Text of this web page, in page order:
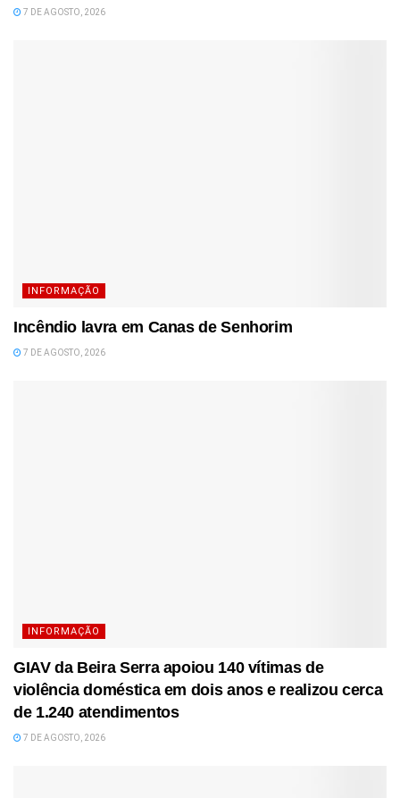
7 DE AGOSTO, 2026
INFORMAÇÃO
Incêndio lavra em Canas de Senhorim
7 DE AGOSTO, 2026
INFORMAÇÃO
GIAV da Beira Serra apoiou 140 vítimas de
violência doméstica em dois anos e realizou cerca
de 1.240 atendimentos
7 DE AGOSTO, 2026